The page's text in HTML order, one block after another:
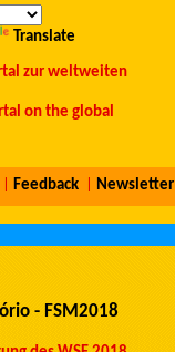
Translate
zur weltweiten
on the global
Feedback Newsletter
- FSM2018